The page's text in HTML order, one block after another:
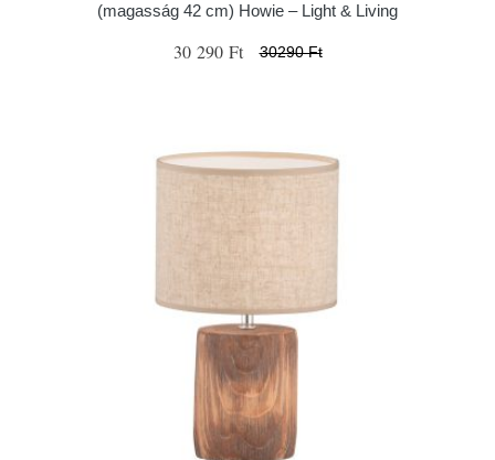
(magasság 42 cm) Howie – Light & Living
30 290 Ft 30290 Ft